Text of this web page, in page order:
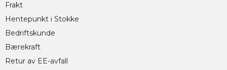
Frakt
Hentepunkt i Stokke
Bedriftskunde
Bærekraft
Retur av EE-avfall